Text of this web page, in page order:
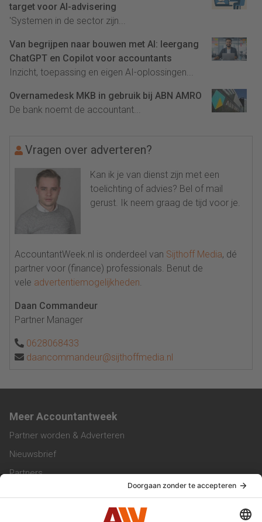
target voor AI-advisering
'Systemen in de sector zijn...
Van begrijpen naar bouwen met AI: leergang
ChatGPT en Copilot voor accountants
Inzicht, toepassing en eigen AI-oplossingen...
Overnamedesk MKB in gebruik bij ABN AMRO
De bank noemt de accountant...
Vragen over adverteren?
Kan ik je van dienst zijn met een
toelichting of advies? Bel of mail
gerust. Ik neem graag de tijd voor je.
AccountantWeek.nl is onderdeel van Sijthoff Media, dé
partner voor (finance) professionals. Benut de
vele advertentiemogelijkheden.
Daan Commandeur
Partner Manager
0628068433
daancommandeur@sijthoffmedia.nl
Meer Accountantweek
Partner worden & Adverteren
Nieuwsbrief
Partners